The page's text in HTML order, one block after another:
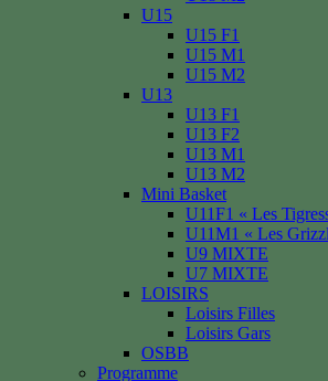
U15
U15 F1
U15 M1
U15 M2
U13
U13 F1
U13 F2
U13 M1
U13 M2
Mini Basket
U11F1 « Les
U11M1 « Les
U9 MIXTE
U7 MIXTE
LOISIRS
Loisirs Filles
Loisirs Gars
OSBB
Programme